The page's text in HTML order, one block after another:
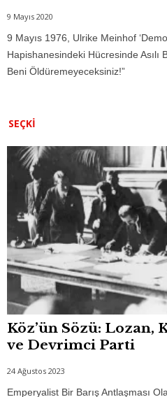
9 Mayıs 2020
9 Mayıs 1976, Ulrike Meinhof
Hapishanesindeki Hücresinde Asılı
Beni Öldüremeyeceksiniz!”
SEÇKI
Köz’ün Sözü:
ve Devrimci Parti
24 Ağustos 2023
Emperyalist Bir Barış Antlaşması